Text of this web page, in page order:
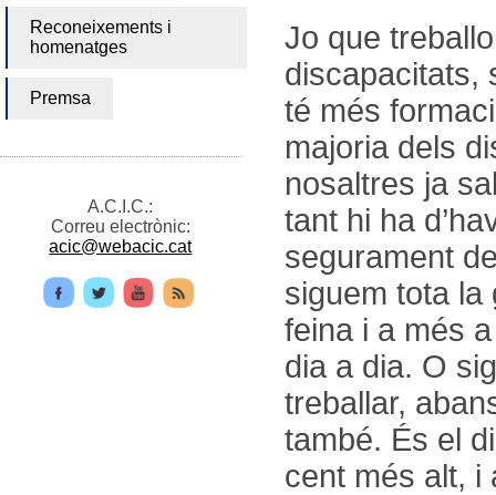
Reconeixements i
homenatges
Premsa
A.C.I.C.:
Correu electrònic:
acic@webacic.cat
Jo que
discapacitats,
té més
majoria dels
nosaltres ja
tant hi ha
segurament
siguem tota la
feina i a més
dia a dia. O
treballar,
també. És el
cent més alt, i